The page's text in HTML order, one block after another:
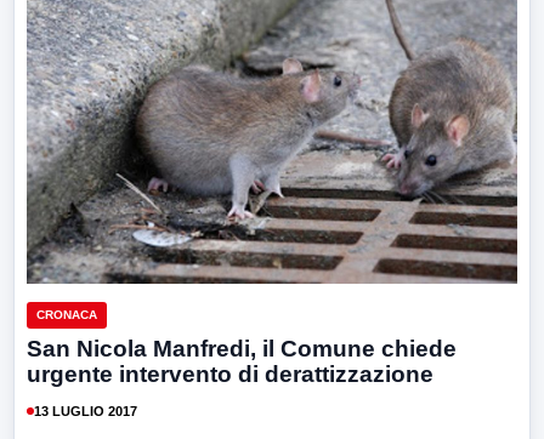
CRONACA
San Nicola Manfredi, il Comune chiede
urgente intervento di derattizzazione
13 LUGLIO 2017